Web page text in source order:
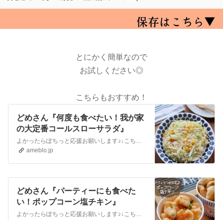
とにかく簡単なので
お試しください◎
こちらもおすすめ！
どめさん『何度も食べたい！我が家
の大定番コールスローサラダ』
ameblo.jp
どめさん『パーティーにも食べた
い！ポップコーン塩チキン』